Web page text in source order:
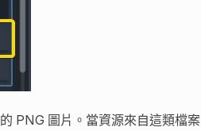
的 PNG 圖片。當資源來自這類檔案